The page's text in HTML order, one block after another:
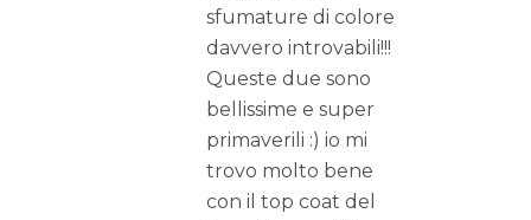
sfumature di colore
davvero introvabili!!!
Queste due sono
bellissime e super
primaverili :) io mi
trovo molto bene
con il top coat del